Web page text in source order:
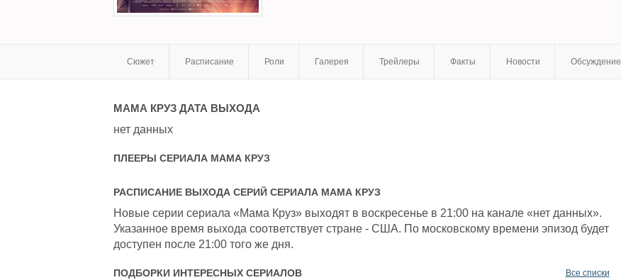
Сюжет Расписание Роли Галерея Трейлеры Факты Новости Обсуждение
МАМА КРУЗДАТА ВЫХОДА
нет данных
ПЛЕЕРЫ СЕРИАЛА МАМА КРУЗ
РАСПИСАНИЕ ВЫХОДА СЕРИЙ СЕРИАЛА МАМА КРУЗ
Новые серии сериала «Мама Круз» выходят в воскресенье в 21:00 на канале «нет данных».
Указанное время выхода соответствует стране - США. По московскому времени эпизод будет
доступен после 21:00 того же дня.
ПОДБОРКИ ИНТЕРЕСНЫХ СЕРИАЛОВ Все списки